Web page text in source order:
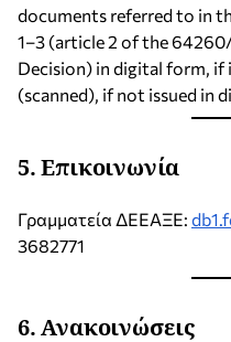
documents referred to in
1–3 (article 2 of the
Decision) in digital form, if
(scanned), if not issued in
5.Επικοινωνία
Γραμματεία ΔΕΕΑΞΕ:
3682771
6.Ανακοινώσεις